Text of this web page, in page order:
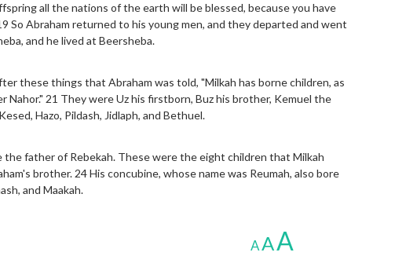
all the nations of the earth will be blessed, because you have
So Abraham returned to his young men, and they departed and went
and he lived at Beersheba.
these things that Abraham was told, "Milkah has borne children, as
Nahor." 21 They were Uz his firstborn, Buz his brother, Kemuel the
Hazo, Pildash, Jidlaph, and Bethuel.
the father of Rebekah. These were the eight children that Milkah
brother. 24 His concubine, whose name was Reumah, also bore
and Maakah.
AAA